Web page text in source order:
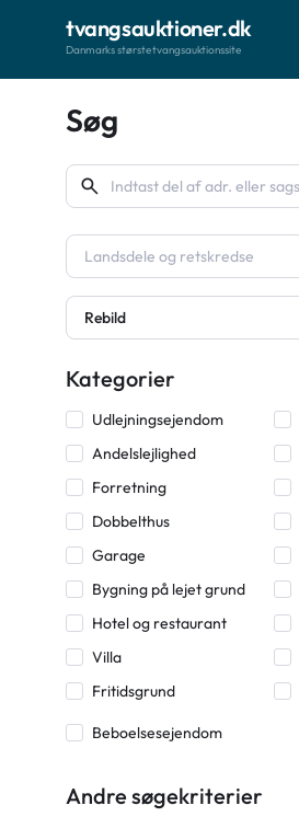
tvangsauktioner.dk
Danmarks største tvangsauktionssite
Søg
Landsdele og retskredse
Rebild
Kategorier
Udlejningsejendom
Andelslejlighed
Forretning
Dobbelthus
Garage
Bygning på lejet grund
Hotel og restaurant
Villa
Fritidsgrund
Beboelsesejendom
Andre søgekriterier